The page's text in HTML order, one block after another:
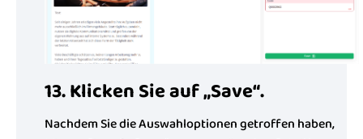
13. Klicken Sie auf „Save“.
Nachdem Sie die Auswahloptionen getroffen haben,